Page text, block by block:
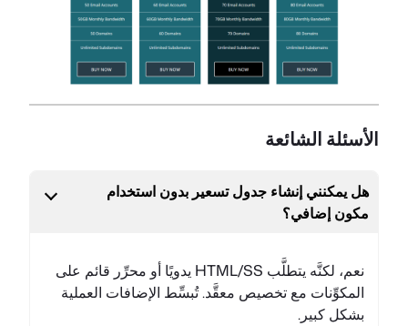
الأسئلة الشائعة
هل يمكنني إنشاء جدول تسعير بدون استخدام
مكون إضافي؟
نعم، لكنَّه يتطلَّب HTML/SS يدويًا أو محرِّر قائم على
المكوِّنات مع تخصيص معقَّد. تُبسِّط الإضافات العملية
بشكل كبير.